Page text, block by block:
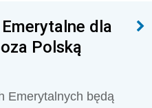
dla
Polską
Emerytalnych będą